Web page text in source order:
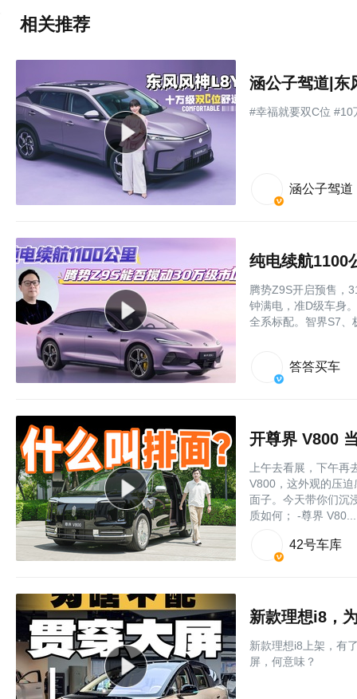
相关推荐
涵公子驾道|东
#幸福就要双C位 #10
涵公子驾道
纯电续航1100
腾势Z9S开启预售，
钟满电，准D级车身
全系标配。智界S7、
答答买车
开尊界 V800
上午去看展，下午
V800，这外观的压
面子。今天带你们沉
质如何； -尊界
42号车库
新款理想i8，
新款理想i8上架，有
屏，何意味？